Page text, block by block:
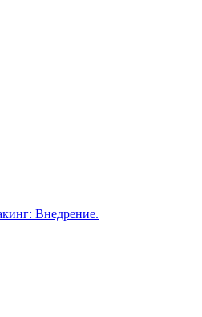
Внедрение.